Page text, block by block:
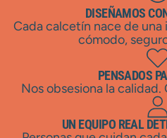
DISEÑAMOS
Cada calcetín nace de una
cómodo,
PENSADOS
Nos obsesiona la
UN EQUIPO REAL